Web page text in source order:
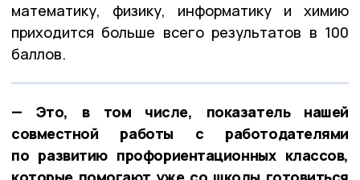
математику, физику, информатику и химию
приходится больше всего результатов в 100
баллов.
— Это, в том числе, показатель нашей
совместной работы с работодателями
по развитию профориентационных классов,